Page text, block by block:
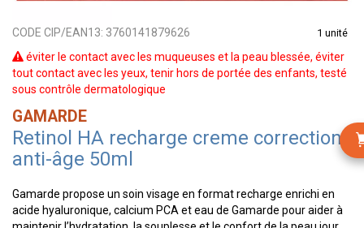
CODE CIP/EAN13: 3760141879626 1 unité
éviter le contact avec les muqueuses et la peau blessée, éviter
tout contact avec les yeux, tenir hors de portée des enfants, testé
sous contrôle dermatologique
GAMARDE
Retinol HA recharge creme correction
anti-âge 50ml
Gamarde propose un soin visage en format recharge enrichi en
acide hyaluronique, calcium PCA et eau de Gamarde pour aider à